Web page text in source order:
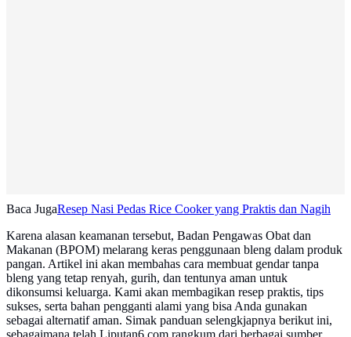
Baca JugaResep Nasi Pedas Rice Cooker yang Praktis dan Nagih
Karena alasan keamanan tersebut, Badan Pengawas Obat dan
Makanan (BPOM) melarang keras penggunaan bleng dalam produk
pangan. Artikel ini akan membahas cara membuat gendar tanpa
bleng yang tetap renyah, gurih, dan tentunya aman untuk
dikonsumsi keluarga. Kami akan membagikan resep praktis, tips
sukses, serta bahan pengganti alami yang bisa Anda gunakan
sebagai alternatif aman. Simak panduan selengkjapnya berikut ini,